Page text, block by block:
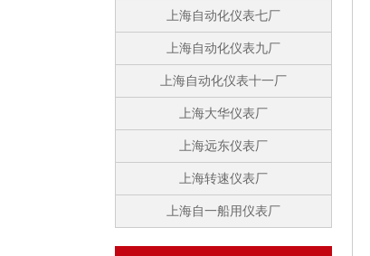
上海自动化仪表七厂
上海自动化仪表九厂
上海自动化仪表十一厂
上海大华仪表厂
上海远东仪表厂
上海转速仪表厂
上海自一船用仪表厂